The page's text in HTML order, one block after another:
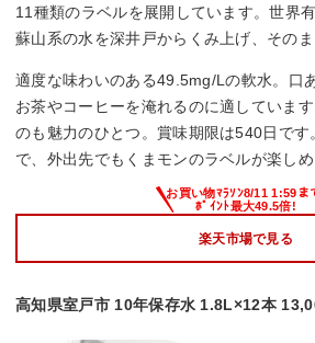
11種類のラベルを展開しています。世界
蘇山系の水を深井戸からくみ上げ、そのま
適度な味わいのある49.5mg/Lの軟水。口
お茶やコーヒーを淹れるのに適していま
のも魅力のひとつ。賞味期限は540日で
で、外出先でもくまモンのラベルが楽しめ
楽天市場で見る
高知県室戸市 10年保存水 1.8L×12本